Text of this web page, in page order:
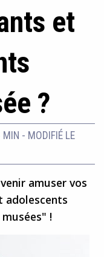
et
?
MIN - MODIFIÉ LE
amuser vos
adolescents
!